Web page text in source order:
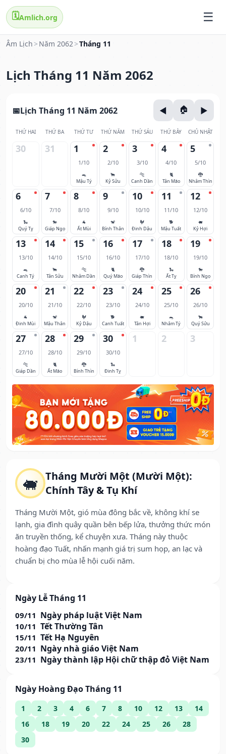
🗓️Amlich.org
Âm Lịch > Năm 2062>Tháng 11
Lịch Tháng 11 Năm 2062
🐖 Tháng Mười Một (Mười Một):
Chính Tây & Tụ Khí
Tháng Mười Một, gió mùa đông bắc về, không khí se
lạnh, gia đình quây quần bên bếp lửa, thưởng thức món
ăn truyền thống, kể chuyện xưa. Tháng này thuộc
hoàng đạo Tuất, nhấn mạnh giá trị sum họp, an lạc và
chuẩn bị cho mùa lễ hội cuối năm.
Ngày Lễ Tháng 11
09/11 Ngày pháp luật Việt Nam
10/11 Tết Thường Tân
15/11 Tết Hạ Nguyên
20/11 Ngày nhà giáo Việt Nam
23/11 Ngày thành lập Hội chữ thập đỏ Việt Nam
Ngày Hoàng Đạo Tháng 11
1 2 3 4 6 7 8 10 12 13
14
16
18 19 20 22 24 25 26
28
30
Lịch Tháng 11 Năm 2062
THỨ HAI THỨ BA THỨ TƯ THỨ NĂM THỨ SÁU THỨ BẢY CHỦ NHẬT
30 31 1
1/10
🐀
Mậu Tý
2
2/10
🐂
Kỷ Sửu
3
3/10
🐅
Canh Dần
4
4/10
🐈
Tân Mão
5
5/10
🐉
Nhâm Thìn
6
6/10
🐍
Quý Tỵ
7
7/10
🐎
Giáp Ngọ
8
8/10
🐐
Ất Mùi
9
9/10
🐒
Bính Thân
10
10/10
🐓
Đinh Dậu
11
11/10
🐕
Mậu Tuất
12
12/10
🐖
Kỷ Hợi
13
13/10
🐀
Canh Tý
14
14/10
🐂
Tân Sửu
15
15/10
🐅
Nhâm Dần
16
16/10
🐈
Quý Mão
17
17/10
🐉
Giáp Thìn
18
18/10
🐍
Ất Tỵ
19
19/10
🐎
Bính Ngọ
20
20/10
🐐
Đinh Mùi
21
21/10
🐒
Mậu Thân
22
22/10
🐓
Kỷ Dậu
23
23/10
🐕
Canh Tuất
24
24/10
🐖
Tân Hợi
25
25/10
🐀
Nhâm Tý
26
26/10
🐂
Quý Sửu
27
27/10
🐅
Giáp Dần
28
28/10
🐈
Ất Mão
29
29/10
🐉
Bính Thìn
30
30/10
🐍
Đinh Tỵ
1 2 3